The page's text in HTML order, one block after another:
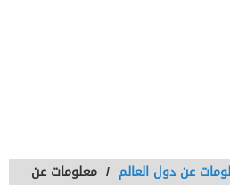
عن دول العالم / معلومات عن